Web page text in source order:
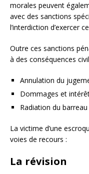
morales peuvent
avec des sanctions
l’interdiction d’exercer
Outre ces sanctions
à des conséquences
Annulation du
Dommages et
Radiation du
La victime d’une
voies de recours :
La révision